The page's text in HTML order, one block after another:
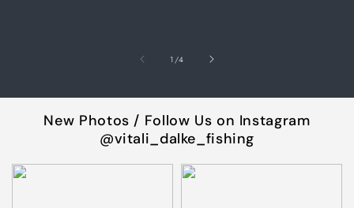
1 /из
4
New Photos / Follow Us on Instagram
@vitali_dalke_fishing